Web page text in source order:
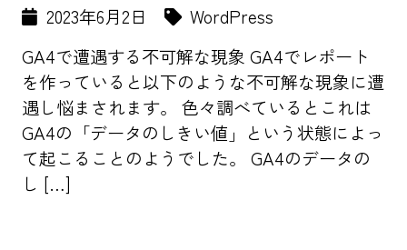
2023年6月2日
WordPress
GA4で遭遇する不可解な現象 GA4でレポート
を作っていると以下のような不可解な現象に遭
遇し悩まされます。 色々調べているとこれは
GA4の「データのしきい値」という状態によっ
て起こることのようでした。 GA4のデータの
し […]